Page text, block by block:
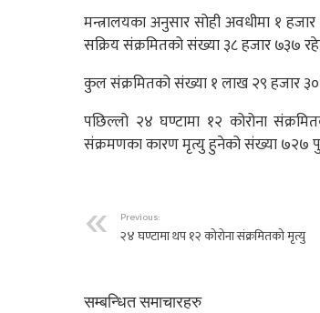
मन्त्रालयका अनुसार सोही अवधीमा १
सक्रिय संक्रमितको संख्या ३८ हजार ७३७
कुल संक्रमितको संख्या १ लाख २९ हजार
पछिल्लो २४ घण्टामा १२ कोरोना
संक्रमणका कारण मृत्यु हुनेको संख्या ७२७
Previous:
२४ घण्टामा थप १२ कोरोना संक्रमितको मृत्यु
सम्बन्धित समाचारहरु